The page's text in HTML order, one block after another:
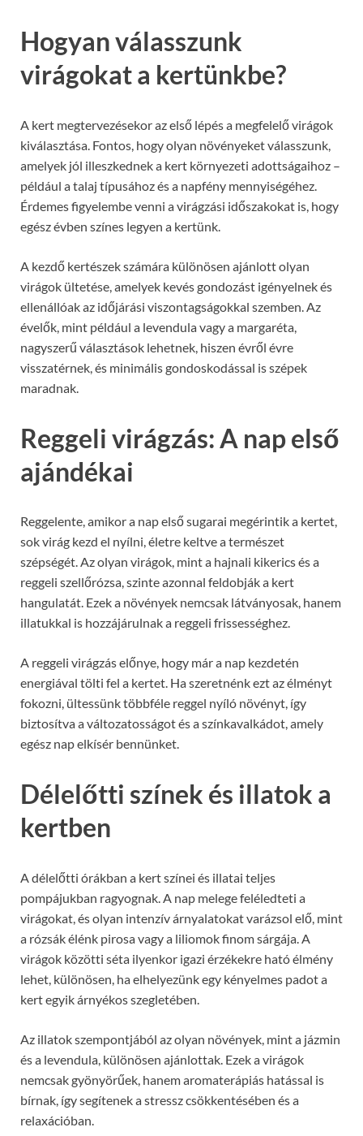
Hogyan válasszunk
virágokat a kertünkbe?
A kert megtervezésekor az első lépés a megfelelő virágok
kiválasztása. Fontos, hogy olyan növényeket válasszunk,
amelyek jól illeszkednek a kert környezeti adottságaihoz –
például a talaj típusához és a napfény mennyiségéhez.
Érdemes figyelembe venni a virágzási időszakokat is, hogy
egész évben színes legyen a kertünk.
A kezdő kertészek számára különösen ajánlott olyan
virágok ültetése, amelyek kevés gondozást igényelnek és
ellenállóak az időjárási viszontagságokkal szemben. Az
évelők, mint például a levendula vagy a margaréta,
nagyszerű választások lehetnek, hiszen évről évre
visszatérnek, és minimális gondoskodással is szépek
maradnak.
Reggeli virágzás: A nap első
ajándékai
Reggelente, amikor a nap első sugarai megérintik a kertet,
sok virág kezd el nyílni, életre keltve a természet
szépségét. Az olyan virágok, mint a hajnali kikerics és a
reggeli szellőrózsa, szinte azonnal feldobják a kert
hangulatát. Ezek a növények nemcsak látványosak, hanem
illatukkal is hozzájárulnak a reggeli frissességhez.
A reggeli virágzás előnye, hogy már a nap kezdetén
energiával tölti fel a kertet. Ha szeretnénk ezt az élményt
fokozni, ültessünk többféle reggel nyíló növényt, így
biztosítva a változatosságot és a színkavalkádot, amely
egész nap elkísér bennünket.
Délelőtti színek és illatok a
kertben
A délelőtti órákban a kert színei és illatai teljes
pompájukban ragyognak. A nap melege feléledteti a
virágokat, és olyan intenzív árnyalatokat varázsol elő, mint
a rózsák élénk pirosa vagy a liliomok finom sárgája. A
virágok közötti séta ilyenkor igazi érzékekre ható élmény
lehet, különösen, ha elhelyezünk egy kényelmes padot a
kert egyik árnyékos szegletében.
Az illatok szempontjából az olyan növények, mint a jázmin
és a levendula, különösen ajánlottak. Ezek a virágok
nemcsak gyönyörűek, hanem aromaterápiás hatással is
bírnak, így segítenek a stressz csökkentésében és a
relaxációban.